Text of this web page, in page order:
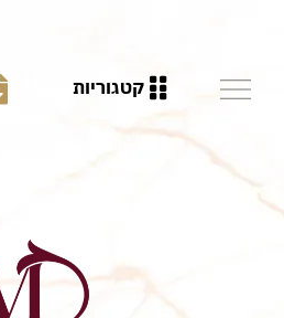
קטגוריות